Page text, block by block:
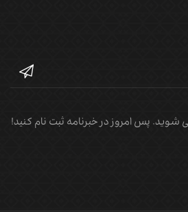
شوید. پس امروز در خبرنامه ثبت نام کنید!